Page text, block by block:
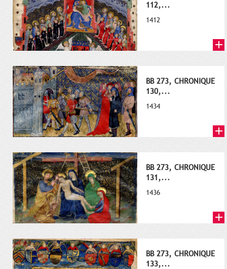
112,...
1412
BB 273, CHRONIQUE
130,...
1434
BB 273, CHRONIQUE
131,...
1436
BB 273, CHRONIQUE
133,...